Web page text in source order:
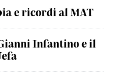
e ricordi al MAT
Infantino e il